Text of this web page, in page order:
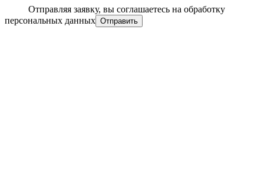
Отправляя заявку, вы соглашаетесь на обработку
персональных данных Отправить